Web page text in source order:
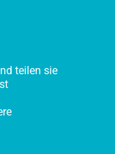
teilen sie